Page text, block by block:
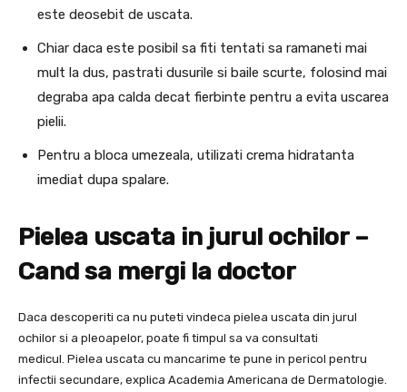
este deosebit de uscata.
Chiar daca este posibil sa fiti tentati sa ramaneti mai
mult la dus, pastrati dusurile si baile scurte, folosind mai
degraba apa calda decat fierbinte pentru a evita uscarea
pielii.
Pentru a bloca umezeala, utilizati crema hidratanta
imediat dupa spalare.
Pielea uscata in jurul ochilor –
Cand sa mergi la doctor
Daca descoperiti ca nu puteti vindeca pielea uscata din jurul
ochilor si a pleoapelor, poate fi timpul sa va consultati
medicul. Pielea uscata cu mancarime te pune in pericol pentru
infectii secundare, explica Academia Americana de Dermatologie.